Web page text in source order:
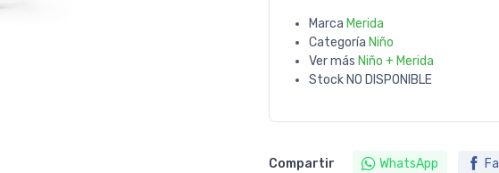
Marca Merida
Categoría Niño
Ver más Niño + Merida
Stock NO DISPONIBLE
Compartir WhatsApp